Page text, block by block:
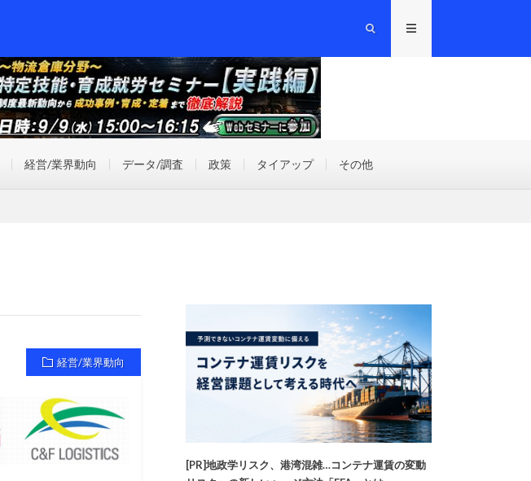
経営/業界動向 データ/調査 政策 タイアップ その他
経営/業界動向
[PR]地政学リスク、港湾混雑…コンテナ運賃の変動